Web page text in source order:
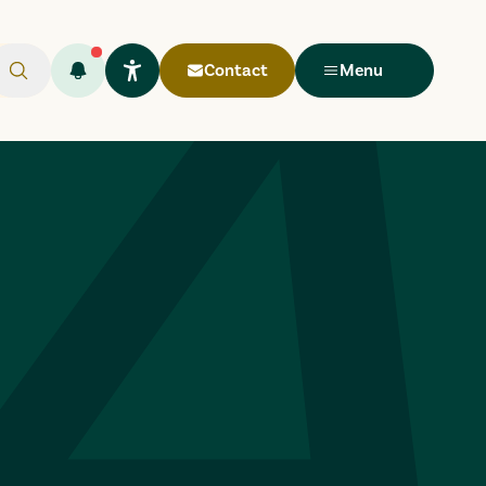
Rechercher
Flash infos (1)
Ouvrir le widget Lisio
Contact Menu